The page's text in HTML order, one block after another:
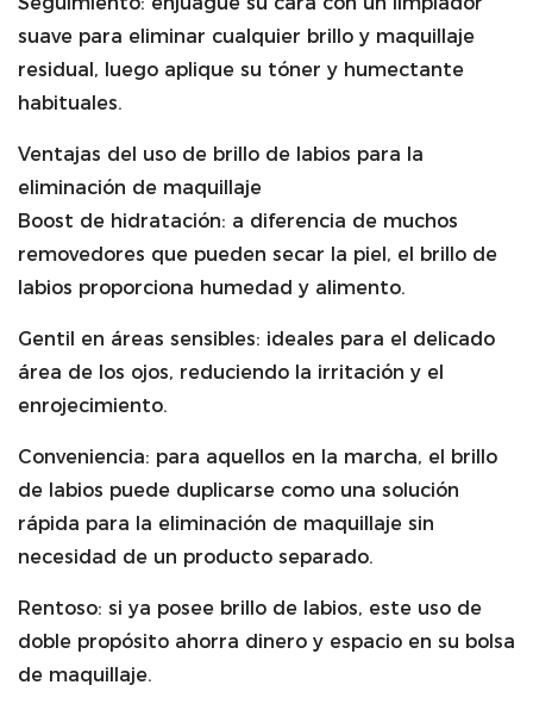
suave para eliminar cualquier brillo y maquillaje
residual, luego aplique su tóner y humectante
habituales.
Ventajas del uso de brillo de labios para la
eliminación de maquillaje
Boost de hidratación: a diferencia de muchos
removedores que pueden secar la piel, el brillo de
labios proporciona humedad y alimento.
Gentil en áreas sensibles: ideales para el delicado
área de los ojos, reduciendo la irritación y el
enrojecimiento.
Conveniencia: para aquellos en la marcha, el brillo
de labios puede duplicarse como una solución
rápida para la eliminación de maquillaje sin
necesidad de un producto separado.
Rentoso: si ya posee brillo de labios, este uso de
doble propósito ahorra dinero y espacio en su bolsa
de maquillaje.